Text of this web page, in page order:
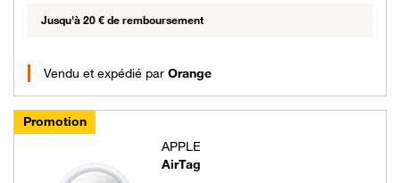
Jusqu'à 20 € de remboursement
Vendu et expédié par Orange
Promotion
APPLE
AirTag